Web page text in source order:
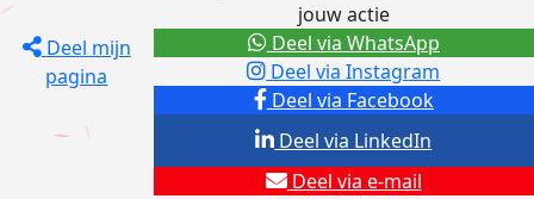
Deel mijn
pagina
jouw actie
Deel via Facebook
Deel via Instagram
Deel via e-mail
Deel via LinkedIn
Deel via WhatsApp